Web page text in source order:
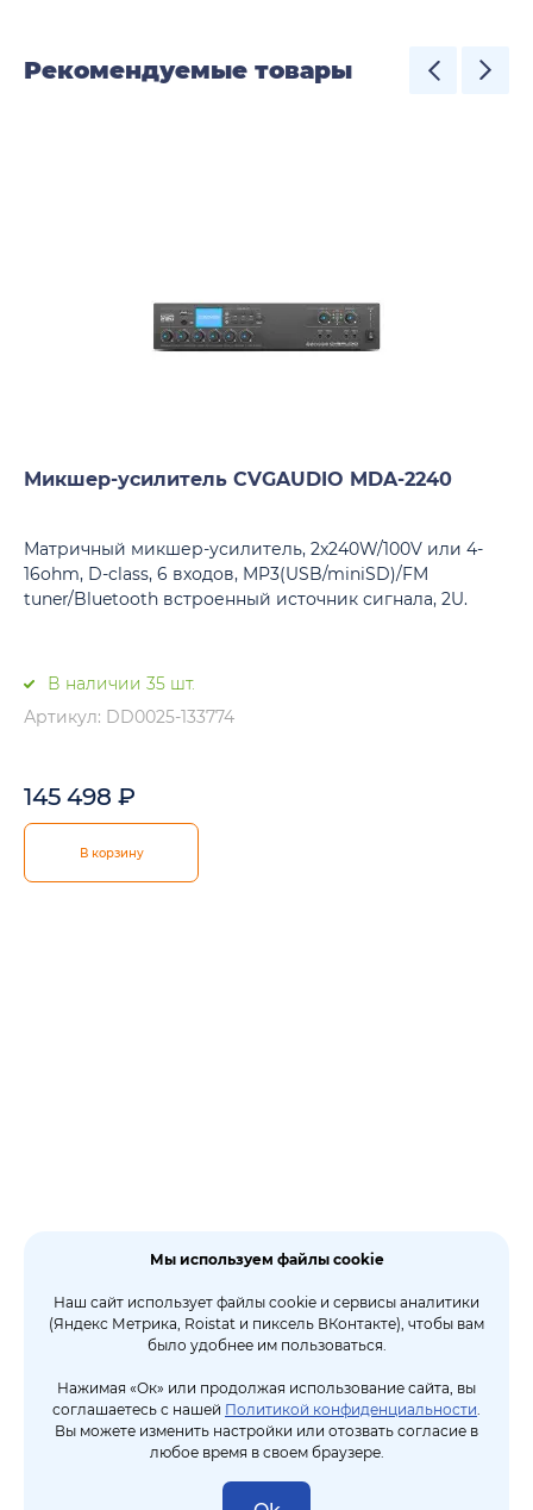
Рекомендуемые товары
Микшер-усилитель CVGAUDIO MDA-2240
Матричный микшер-усилитель, 2x240W/100V или 4-
16ohm, D-class, 6 входов, MP3(USB/miniSD)/FM
tuner/Bluetooth встроенный источник сигнала, 2U.
В наличии 35 шт.
Артикул: DD0025-133774
145 498 ₽
В корзину
Мы используем файлы cookie
Наш сайт использует файлы cookie и сервисы аналитики
(Яндекс Метрика, Roistat и пиксель ВКонтакте), чтобы вам
было удобнее им пользоваться.
Нажимая «Ок» или продолжая использование сайта, вы
соглашаетесь с нашей Политикой конфиденциальности.
Вы можете изменить настройки или отозвать согласие в
любое время в своем браузере.